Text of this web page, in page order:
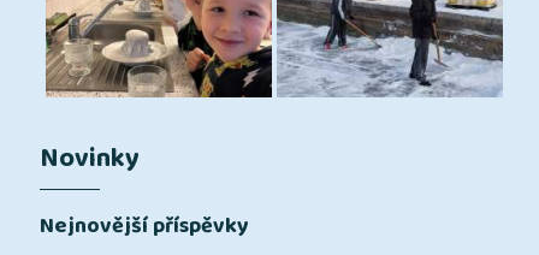
Novinky
Nejnovější příspěvky